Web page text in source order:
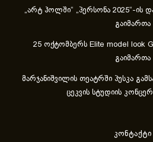
„არტ ჰოლში“ „პერსონა 2025“-ის
გაიმართა
25 ოქტომბერს Elite model look
გაიმართა
მარჯანიშვილის თეატრში პუსკა
ცეკვის სტუდიის
კონტაქტი